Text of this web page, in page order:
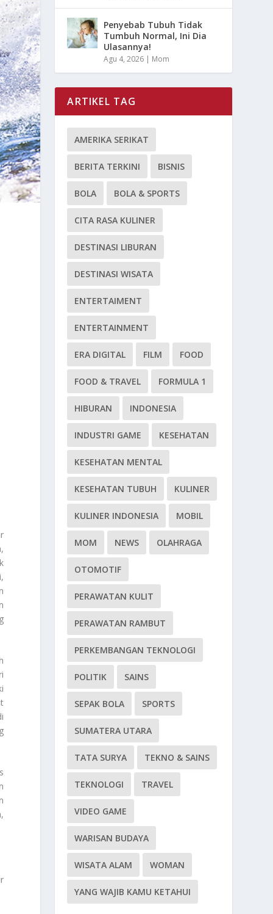
Penyebab Tubuh Tidak
Tumbuh Normal, Ini Dia
Ulasannya!
Agu 4, 2026 | Mom
ARTIKEL TAG
AMERIKA SERIKAT
BERITA TERKINI BISNIS
BOLA BOLA & SPORTS
CITA RASA KULINER
DESTINASI LIBURAN
DESTINASI WISATA
ENTERTAIMENT
ENTERTAINMENT
ERA DIGITAL FILM FOOD
FOOD & TRAVEL FORMULA 1
HIBURAN INDONESIA
INDUSTRI GAME KESEHATAN
KESEHATAN MENTAL
KESEHATAN TUBUH KULINER
KULINER INDONESIA MOBIL
MOM NEWS OLAHRAGA
OTOMOTIF
PERAWATAN KULIT
PERAWATAN RAMBUT
PERKEMBANGAN TEKNOLOGI
POLITIK SAINS
SEPAK BOLA SPORTS
SUMATERA UTARA
TATA SURYA TEKNO & SAINS
TEKNOLOGI TRAVEL
VIDEO GAME
WARISAN BUDAYA
WISATA ALAM WOMAN
YANG WAJIB KAMU KETAHUI